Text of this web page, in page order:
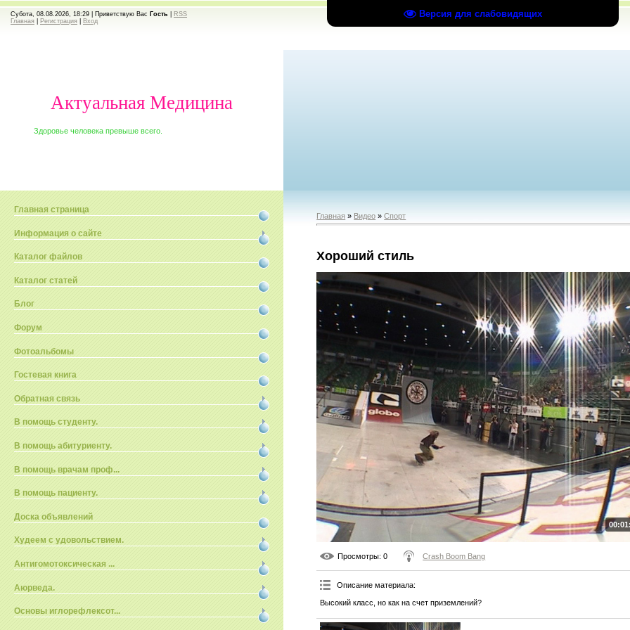
Версия для слабовидящих
Субота, 08.08.2026, 18:29 | Приветствую Вас Гость
RSS
Главная
Регистрация Вход
Актуальная Медицина
Здоровье человека превыше всего.
Главная страница
Информация о сайте
Каталог файлов
Каталог статей
Блог
Форум
Фотоальбомы
Гостевая книга
Обратная связь
В помощь студенту.
В помощь абитуриенту.
В помощь врачам проф...
В помощь пациенту.
Доска объявлений
Худеем с удовольствием.
Антигомотоксическая ...
Аюрведа.
Основы иглорефлексот...
Главная » Видео »Спорт
Хороший стиль
Просмотры: 0 Crash Boom Bang
Описание материала:
Высокий класс, но как на счет приземлений?